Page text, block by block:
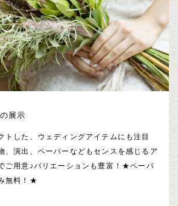
展示
トした、ウェディングアイテムにも注目
、演出、ペーパーなどもセンスを感じるア
ご用意♪バリエーションも豊富！★ペーパ
無料！★